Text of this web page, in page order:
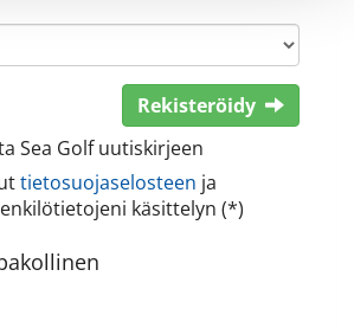
Rekisteröidy
Sea Golf uutiskirjeen
tietosuojaselosteen ja
käsittelyn (*)